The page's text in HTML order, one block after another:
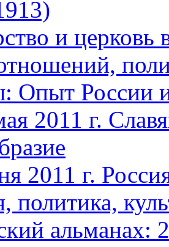
и
Опыт России
2011 г.
2011 г.
политика,
альманах: